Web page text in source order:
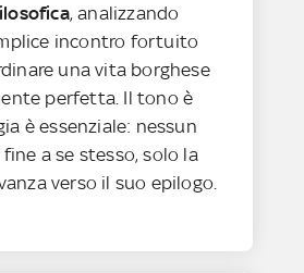
, analizzando
incontro fortuito
una vita borghese
perfetta. Il tono è
è essenziale: nessun
a se stesso, solo la
verso il suo epilogo.